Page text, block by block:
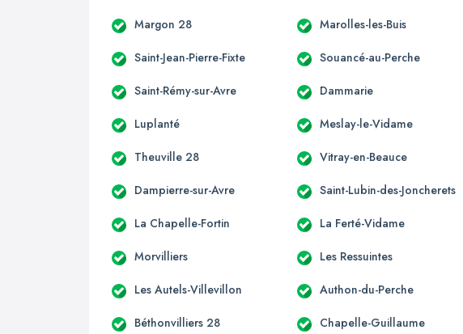
Margon 28 Marolles-les-Buis
Saint-Jean-Pierre-Fixte Souancé-au-Perche
Saint-Rémy-sur-Avre Dammarie
Luplanté Meslay-le-Vidame
Theuville 28 Vitray-en-Beauce
Dampierre-sur-Avre Saint-Lubin-des-Joncherets
La Chapelle-Fortin La Ferté-Vidame
Morvilliers Les Ressuintes
Les Autels-Villevillon Authon-du-Perche
Béthonvilliers 28 Chapelle-Guillaume